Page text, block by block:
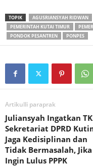
TOPIK AGUSRIANSYAH RIDWAN
PEMERINTAH KUTAI TIMUR
PONDOK PESANTREN
PONPES
Artikulli paraprak
Juliansyah Ingatkan
Sekretariat DPRD
Jaga Kedisiplinan dan
Tidak Bermasalah, Jika
Ingin Lulus PPPK